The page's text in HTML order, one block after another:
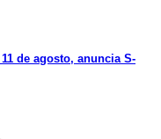
de agosto, anuncia S-